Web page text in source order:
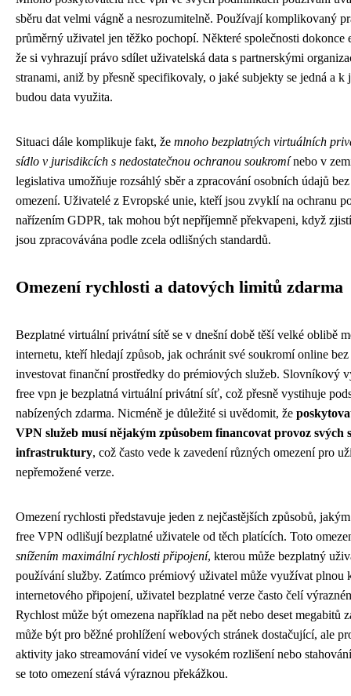
sběru dat velmi vágně a nesrozumitelně. Používají komplikovaný
průměrný uživatel jen těžko pochopí. Některé společnosti dokonce
že si vyhrazují právo sdílet uživatelská data s partnerskými
stranami, aniž by přesně specifikovaly, o jaké subjekty se jedná a k
budou data využita.
Situaci dále komplikuje fakt, že mnoho bezplatných virtuálních
sídlo v jurisdikcích s nedostatečnou ochranou soukromínebo v
legislativa umožňuje rozsáhlý sběr a zpracování osobních údajů
omezení. Uživatelé z Evropské unie, kteří jsou zvyklí na ochranu
nařízením GDPR, tak mohou být nepříjemně překvapeni, když
jsou zpracovávána podle zcela odlišných standardů.
Omezení rychlosti a datových limitů zdarma
Bezplatné virtuální privátní sítě se v dnešní době těší velké oblibě
internetu, kteří hledají způsob, jak ochránit své soukromí online
investovat finanční prostředky do prémiových služeb. Slovníkový
free vpn je bezplatná virtuální privátní síť, což přesně vystihuje
nabízených zdarma. Nicméně je důležité si uvědomit, že
VPN služeb musí nějakým způsobem financovat provoz svých
infrastruktury, což často vede k zavedení různých omezení pro
nepřemožené verze.
Omezení rychlosti představuje jeden z nejčastějších způsobů,
free VPN odlišují bezplatné uživatele od těch platících. Toto
snížením maximální rychlosti připojení, kterou může bezplatný
používání služby. Zatímco prémiový uživatel může využívat plnou
internetového připojení, uživatel bezplatné verze často čelí
Rychlost může být omezena například na pět nebo deset megabitů
může být pro běžné prohlížení webových stránek dostačující, ale
aktivity jako streamování videí ve vysokém rozlišení nebo
se toto omezení stává výraznou překážkou.